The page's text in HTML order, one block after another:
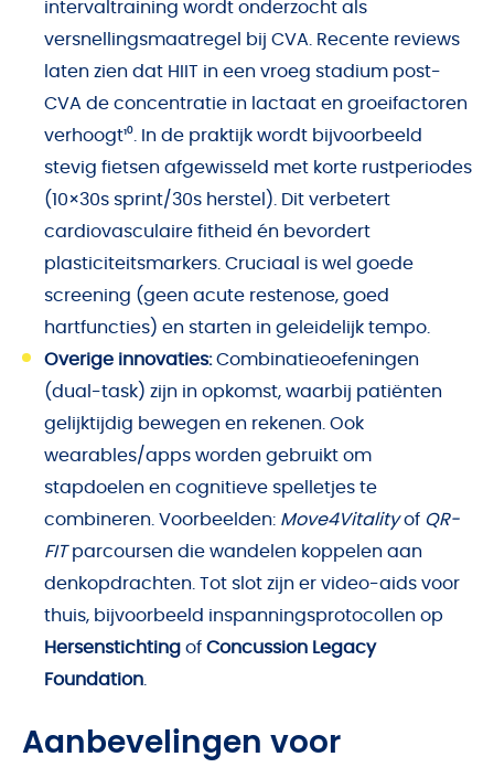
intervaltraining wordt onderzocht als
versnellingsmaatregel bij CVA. Recente reviews
laten zien dat HIIT in een vroeg stadium post-
CVA de concentratie in lactaat en groeifactoren
verhoogt¹⁰. In de praktijk wordt bijvoorbeeld
stevig fietsen afgewisseld met korte rustperiodes
(10×30s sprint/30s herstel). Dit verbetert
cardiovasculaire fitheid én bevordert
plasticiteitsmarkers. Cruciaal is wel goede
screening (geen acute restenose, goed
hartfuncties) en starten in geleidelijk tempo.
Overige innovaties:Combinatieoefeningen
(dual-task) zijn in opkomst, waarbij patiënten
gelijktijdig bewegen en rekenen. Ook
wearables/apps worden gebruikt om
stapdoelen en cognitieve spelletjes te
combineren. Voorbeelden: Move4Vitalityof QR-
FITparcoursen die wandelen koppelen aan
denkopdrachten. Tot slot zijn er video-aids voor
thuis, bijvoorbeeld inspanningsprotocollen op
Hersenstichting of Concussion Legacy
Foundation
Aanbevelingen voor